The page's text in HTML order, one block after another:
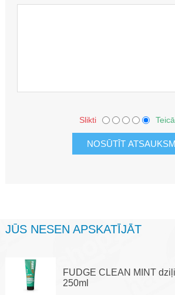
Slikti
JŪS NESEN APSKATĪJĀT
FUDGE CLEAN MINT
250ml